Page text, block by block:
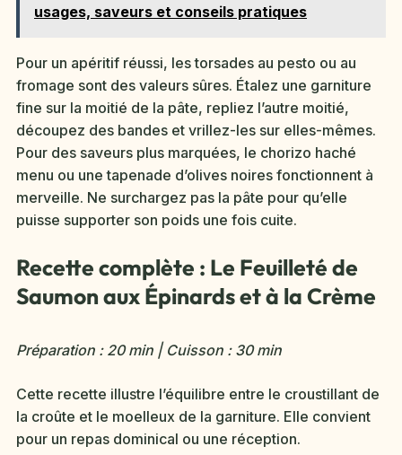
usages, saveurs et conseils pratiques
Pour un apéritif réussi, les torsades au pesto ou au
fromage sont des valeurs sûres. Étalez une garniture
fine sur la moitié de la pâte, repliez l’autre moitié,
découpez des bandes et vrillez-les sur elles-mêmes.
Pour des saveurs plus marquées, le chorizo haché
menu ou une tapenade d’olives noires fonctionnent à
merveille. Ne surchargez pas la pâte pour qu’elle
puisse supporter son poids une fois cuite.
Recette complète : Le Feuilleté de
Saumon aux Épinards et à la Crème
Préparation : 20 min | Cuisson : 30 min
Cette recette illustre l’équilibre entre le croustillant de
la croûte et le moelleux de la garniture. Elle convient
pour un repas dominical ou une réception.